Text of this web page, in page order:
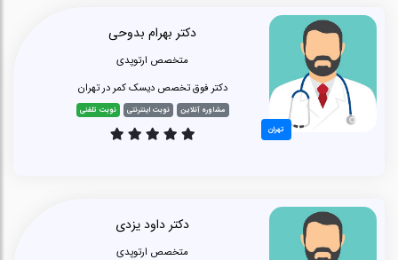
تهران
دکتر بهرام بدوحی
متخصص ارتوپدی
دکتر فوق تخصص دیسک کمر در تهران
مشاوره آنلاین نوبت اینترنتی نوبت تلفنی
دکتر داود یزدی
متخصص ارتوپدی